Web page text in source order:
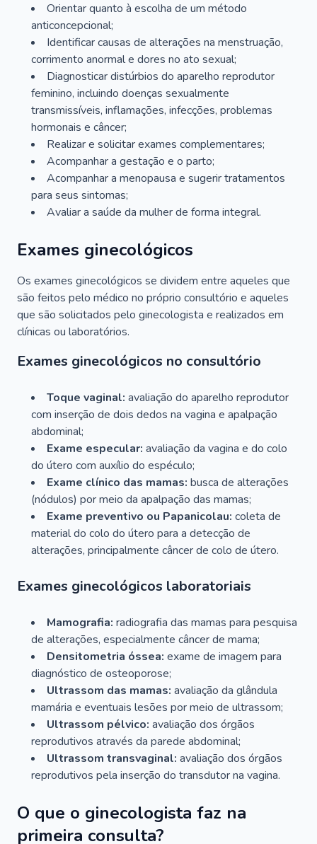
Orientar quanto à escolha de um método
anticoncepcional;
Identificar causas de alterações na menstruação,
corrimento anormal e dores no ato sexual;
Diagnosticar distúrbios do aparelho reprodutor
feminino, incluindo doenças sexualmente
transmissíveis, inflamações, infecções, problemas
hormonais e câncer;
Realizar e solicitar exames complementares;
Acompanhar a gestação e o parto;
Acompanhar a menopausa e sugerir tratamentos
para seus sintomas;
Avaliar a saúde da mulher de forma integral.
Exames ginecológicos
Os exames ginecológicos se dividem entre aqueles que
são feitos pelo médico no próprio consultório e aqueles
que são solicitados pelo ginecologista e realizados em
clínicas ou laboratórios.
Exames ginecológicos no consultório
Toque vaginal: avaliação do aparelho reprodutor
com inserção de dois dedos na vagina e apalpação
abdominal;
Exame especular: avaliação da vagina e do colo
do útero com auxílio do espéculo;
Exame clínico das mamas: busca de alterações
(nódulos) por meio da apalpação das mamas;
Exame preventivo ou Papanicolau: coleta de
material do colo do útero para a detecção de
alterações, principalmente câncer de colo de útero.
Exames ginecológicos laboratoriais
Mamografia: radiografia das mamas para pesquisa
de alterações, especialmente câncer de mama;
Densitometria óssea: exame de imagem para
diagnóstico de osteoporose;
Ultrassom das mamas: avaliação da glândula
mamária e eventuais lesões por meio de ultrassom;
Ultrassom pélvico: avaliação dos órgãos
reprodutivos através da parede abdominal;
Ultrassom transvaginal: avaliação dos órgãos
reprodutivos pela inserção do transdutor na vagina.
O que o ginecologista faz na
primeira consulta?